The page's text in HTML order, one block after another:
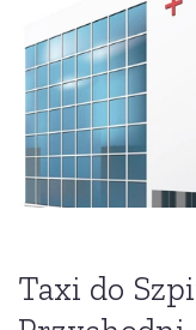
Taxi do